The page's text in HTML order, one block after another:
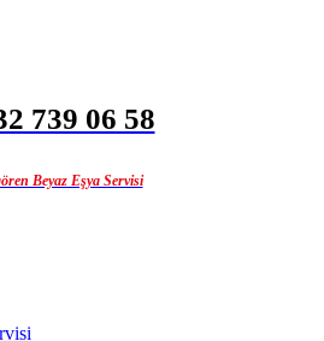
739 06 58
Beyaz Eşya Servisi